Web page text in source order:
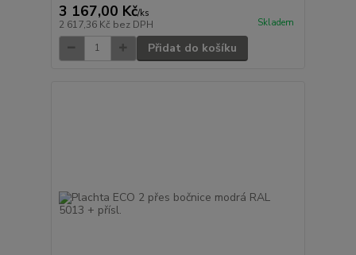
3 167,00 Kč/ks
2 617,36 Kč bez DPH Skladem
Přidat do košíku